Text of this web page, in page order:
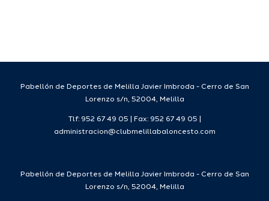
2026/27
Pabellón de Deportes de Melilla Javier Imbroda - Cerro de San
Lorenzo s/n, 52004, Melilla
Tlf: 952 67 49 05 | Fax: 952 67 49 05 |
administracion@clubmelillabaloncesto.com
Pabellón de Deportes de Melilla Javier Imbroda - Cerro de San
Lorenzo s/n, 52004, Melilla